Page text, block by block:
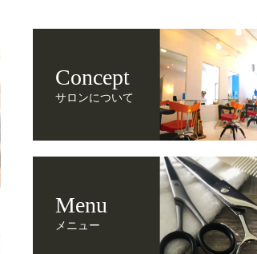
Concept
サロンについて
Menu
メニュー